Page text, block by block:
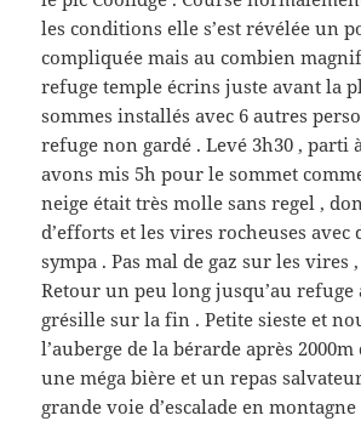
les conditions elle s’est révélée un
compliquée mais au combien
refuge temple écrins juste avant la
sommes installés avec 6 autres
refuge non gardé . Levé 3h30 , parti
avons mis 5h pour le sommet
neige était très molle sans regel ,
d’efforts et les vires rocheuses avec
sympa . Pas mal de gaz sur les vires
Retour un peu long jusqu’au refuge
grésille sur la fin . Petite sieste et
l’auberge de la bérarde après 2000m
une méga bière et un repas
grande voie d’escalade en